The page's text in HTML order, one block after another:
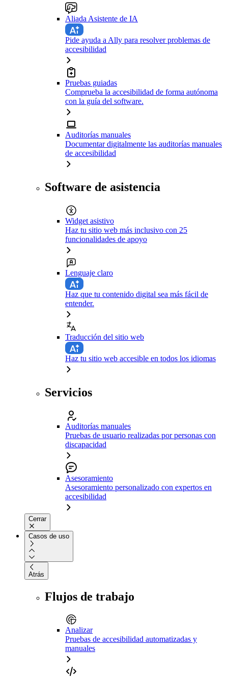
Aliada Asistente de IA
Pide ayuda a Ally para resolver problemas de
accesibilidad
Pruebas guiadas
Comprueba la accesibilidad de forma autónoma
con la guía del software.
Auditorías manuales
Documentar digitalmente las auditorías manuales
de accesibilidad
Software de asistencia
Widget asistivo
Haz tu sitio web más inclusivo con 25
funcionalidades de apoyo
Lenguaje claro
Haz que tu contenido digital sea más fácil de
entender.
Traducción del sitio web
Haz tu sitio web accesible en todos los idiomas
Servicios
Auditorías manuales
Pruebas de usuario realizadas por personas con
discapacidad
Asesoramiento
Asesoramiento personalizado con expertos en
accesibilidad
Cerrar
Casos de uso
Atrás
Flujos de trabajo
Analizar
Pruebas de accesibilidad automatizadas y
manuales